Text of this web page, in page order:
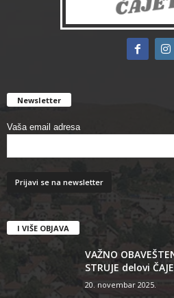
Newsletter
Vaša email adresa
I VIŠE OBJAVA
VAŽNO
STRUJE delovi
20. novembar 2025.